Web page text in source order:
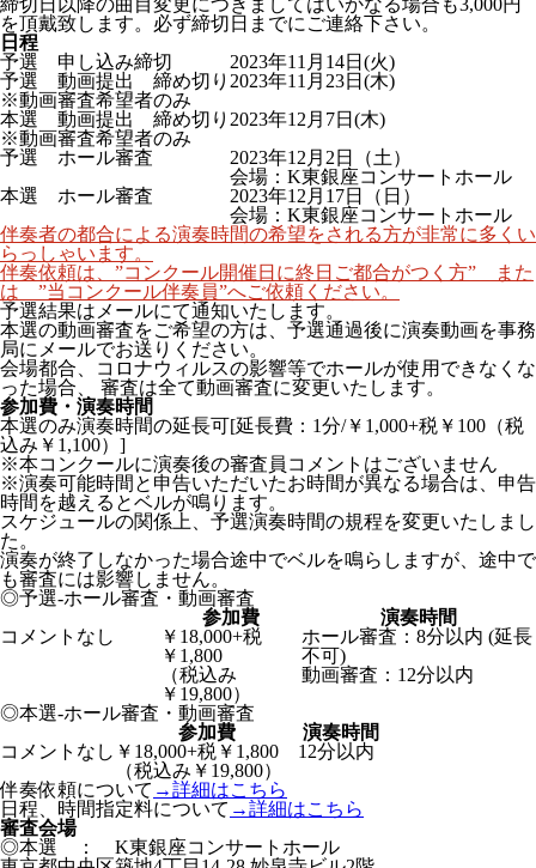
締切日以降の曲目変更につきましてはいかなる場合も3,000円
を頂戴致します。必ず締切日までにご連絡下さい。
日程
予選 申し込み締切
2023年11月14日(火)
予選 動画提出 締め切り
※動画審査希望者のみ
2023年11月23日(木)
本選 動画提出 締め切り
※動画審査希望者のみ
2023年12月7日(木)
予選 ホール審査
2023年12月2日（土）
会場：K東銀座コンサートホール
本選 ホール審査
2023年12月17日（日）
会場：K東銀座コンサートホール
伴奏者の都合による演奏時間の希望をされる方が非常に多くい
らっしゃいます。
伴奏依頼は、”コンクール開催日に終日ご都合がつく方” また
は ”当コンクール伴奏員”へご依頼ください。
予選結果はメールにて通知いたします。
本選の動画審査をご希望の方は、予選通過後に演奏動画を事務
局にメールでお送りください。
会場都合、コロナウィルスの影響等でホールが使用できなくな
った場合、 審査は全て動画審査に変更いたします。
参加費・演奏時間
本選のみ演奏時間の延長可[延長費：1分/￥1,000+税￥100（税
込み￥1,100）]
※本コンクールに演奏後の審査員コメントはございません
※演奏可能時間と申告いただいたお時間が異なる場合は、申告
時間を越えるとベルが鳴ります。
スケジュールの関係上、予選演奏時間の規程を変更いたしまし
た。
演奏が終了しなかった場合途中でベルを鳴らしますが、途中で
も審査には影響しません。
◎予選-ホール審査・動画審査
参加費
演奏時間
コメントなし
￥18,000+税
￥1,800
（税込み
￥19,800）
ホール審査：8分以内 (延長
不可)
動画審査：12分以内
◎本選-ホール審査・動画審査
参加費
演奏時間
コメントなし ￥18,000+税￥1,800
（税込み￥19,800）
12分以内
伴奏依頼について →詳細はこちら
日程、時間指定料について →詳細はこちら
審査会場
◎本選 ： K東銀座コンサートホール